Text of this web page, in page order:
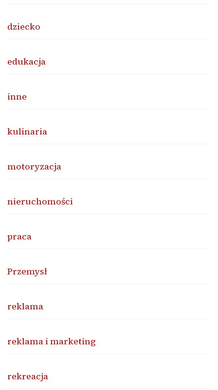
dziecko
edukacja
inne
kulinaria
motoryzacja
nieruchomości
praca
Przemysł
reklama
reklama i marketing
rekreacja